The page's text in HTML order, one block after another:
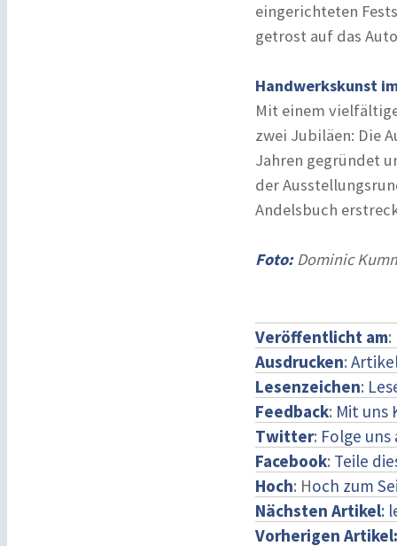
eingerichteten
getrost auf das
Handwerkskunst
Mit einem
zwei Jubiläen: Die
Jahren gegründet
der
Andelsbuch
Foto:Dominic
Veröffentlicht am:
Ausdrucken:
Lesenzeichen:
Feedback: Mit uns
Twitter: Folge
Facebook: Teile
Hoch: Hoch zum
Nächsten Artikel:
Vorherigen